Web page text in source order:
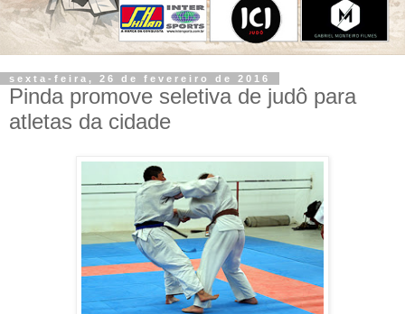
sexta-feira, 26 de fevereiro de 2016
Pinda promove seletiva de judô para
atletas da cidade